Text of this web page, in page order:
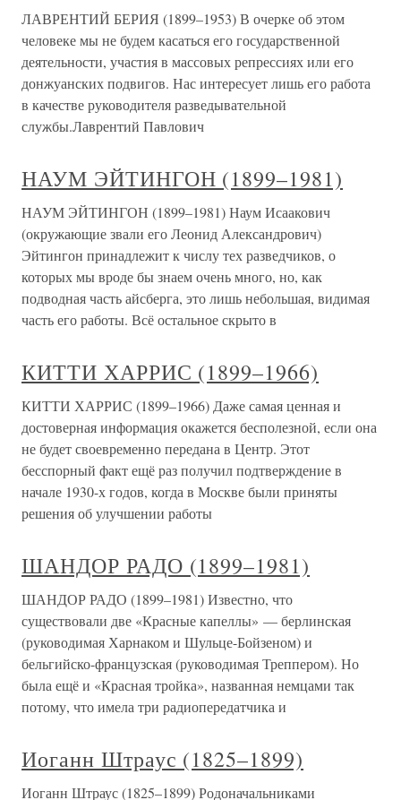
ЛАВРЕНТИЙ БЕРИЯ (1899–1953) В очерке об этом
человеке мы не будем касаться его государственной
деятельности, участия в массовых репрессиях или его
донжуанских подвигов. Нас интересует лишь его работа
в качестве руководителя разведывательной
службы.Лаврентий Павлович
НАУМ ЭЙТИНГОН (1899–1981)
НАУМ ЭЙТИНГОН (1899–1981) Наум Исаакович
(окружающие звали его Леонид Александрович)
Эйтингон принадлежит к числу тех разведчиков, о
которых мы вроде бы знаем очень много, но, как
подводная часть айсберга, это лишь небольшая, видимая
часть его работы. Всё остальное скрыто в
КИТТИ ХАРРИС (1899–1966)
КИТТИ ХАРРИС (1899–1966) Даже самая ценная и
достоверная информация окажется бесполезной, если она
не будет своевременно передана в Центр. Этот
бесспорный факт ещё раз получил подтверждение в
начале 1930-х годов, когда в Москве были приняты
решения об улучшении работы
ШАНДОР РАДО (1899–1981)
ШАНДОР РАДО (1899–1981) Известно, что
существовали две «Красные капеллы» — берлинская
(руководимая Харнаком и Шульце-Бойзеном) и
бельгийско-французская (руководимая Треппером). Но
была ещё и «Красная тройка», названная немцами так
потому, что имела три радиопередатчика и
Иоганн Штраус (1825–1899)
Иоганн Штраус (1825–1899) Родоначальниками